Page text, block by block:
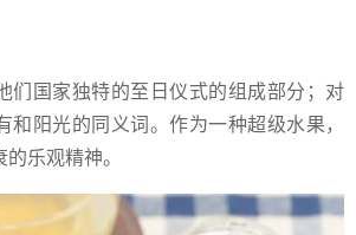
们国家独特的至日仪式的组成部分；对
和阳光的同义词。作为一种超级水果，
乐观精神。